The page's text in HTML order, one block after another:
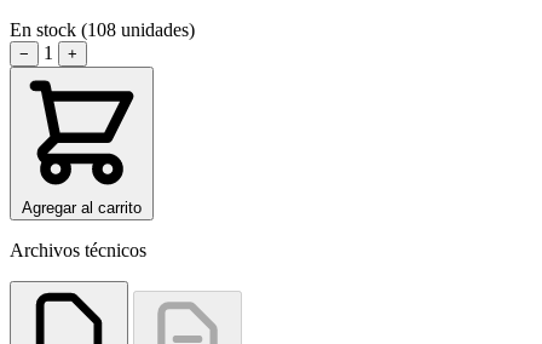
En stock (108 unidades)
− 1 +
Agregar al carrito
Archivos técnicos